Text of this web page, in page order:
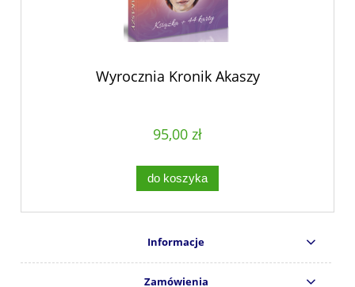
Wyrocznia Kronik Akaszy
95,00 zł
do koszyka
Informacje
Zamówienia